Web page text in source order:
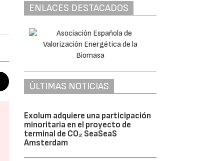
ENLACES DESTACADOS
ÚLTIMAS NOTICIAS
Exolum adquiere una participación
minoritaria en el proyecto de
terminal de CO₂ SeaSeaS
Amsterdam